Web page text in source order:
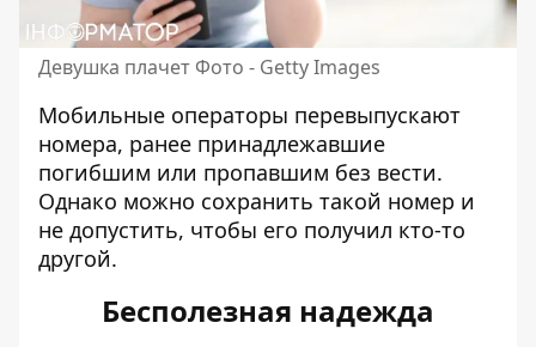
Девушка плачет Фото - Getty Images
Мобильные операторы перевыпускают
номера, ранее принадлежавшие
погибшим или пропавшим без вести.
Однако можно сохранить такой номер и
не допустить, чтобы его получил кто-то
другой.
Бесполезная надежда